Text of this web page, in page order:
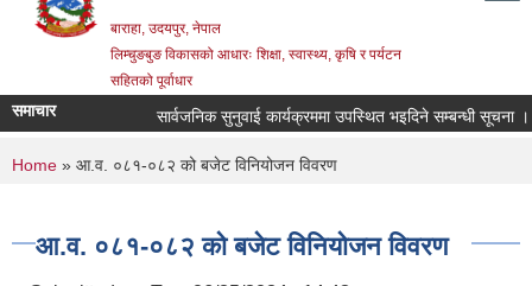
बाराहा, उदयपुर, नेपाल
लिम्चुङबुङ विकासको आधारः शिक्षा, स्वास्थ्य, कृषि र पर्यटन
सहितको पूर्वाधार
समाचार सार्वजनिक सुनुवाई कार्यक्रममा उपस्थित भइदिने सम्बन्धी सूचना ।
You are here
Home » आ.व. ०८१-०८२ को बजेट विनियोजन विवरण
आ.व. ०८१-०८२ को बजेट विनियोजन विवरण